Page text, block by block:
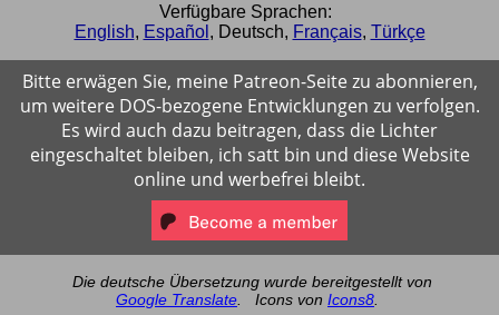
Verfügbare Sprachen:
English, Español , Deutsch, Français, Türkçe
Bitte erwägen Sie, meine Patreon-Seite zu abonnieren,
um weitere DOS-bezogene Entwicklungen zu verfolgen.
Es wird auch dazu beitragen, dass die Lichter
eingeschaltet bleiben, ich satt bin und diese Website
online und werbefrei bleibt.
Die deutsche Übersetzung wurde bereitgestellt von
Google Translate
Icons von Icons8